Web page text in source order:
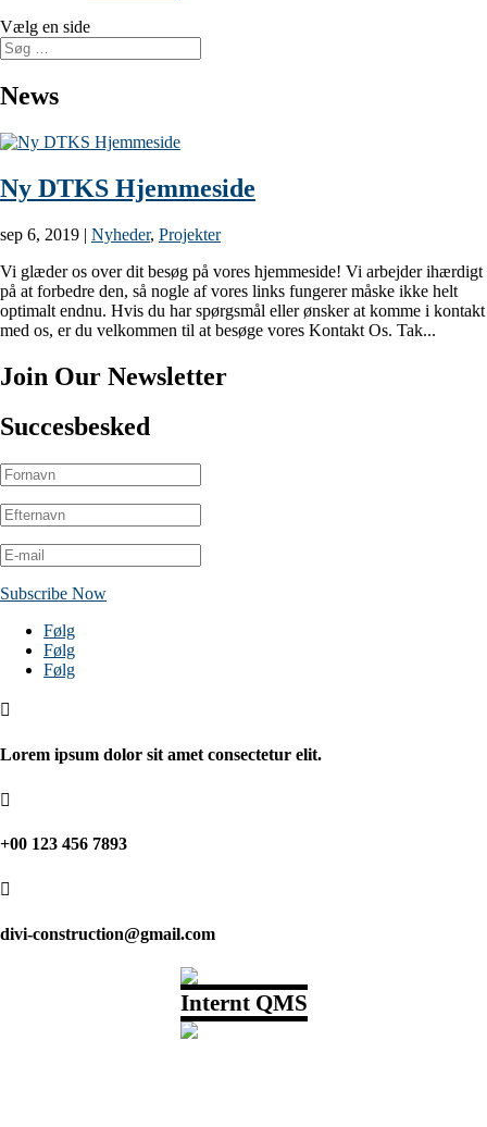
Vælg en side
News
Ny DTKS Hjemmeside
sep 6, 2019 | Nyheder, Projekter
Vi glæder os over dit besøg på vores hjemmeside! Vi arbejder ihærdigt
på at forbedre den, så nogle af vores links fungerer måske ikke helt
optimalt endnu. Hvis du har spørgsmål eller ønsker at komme i kontakt
med os, er du velkommen til at besøge vores Kontakt Os. Tak...
Join Our Newsletter
Succesbesked
Subscribe Now
Følg
Følg
Følg

Lorem ipsum dolor sit amet consectetur elit.

+00 123 456 7893

divi-construction@gmail.com
Internt QMS